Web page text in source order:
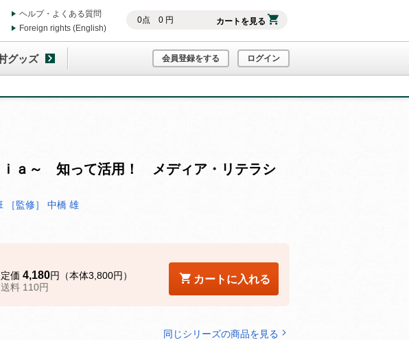
0点 0円 カートを見る
ヘルプ・よくある質問
Foreign rights (English)
グッズ 会員登録をする ログイン
ｉａ～ 知って活用！ メディア・リテラシ
［監修］ 中橋 雄
定価 4,180円（本体3,800円）
送料 110円
カートに入れる
同じシリーズの商品を見る